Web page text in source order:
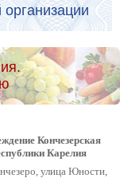
Кончезерская
Карелия
улица Юности,